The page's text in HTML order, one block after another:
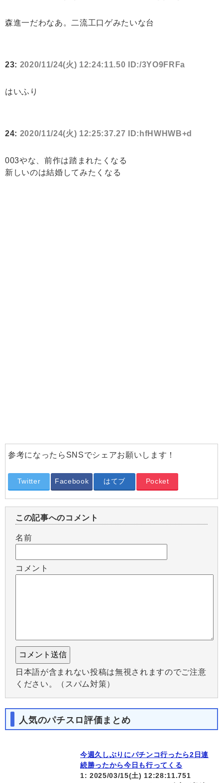
森進一だわなあ。二流工口ゲみたいな台
23: 2020/11/24(火) 12:24:11.50 ID:/3YO9FRFa
はいふり
24: 2020/11/24(火) 12:25:37.27 ID:hfHWHWB+d
003やな、前作は踏まれたくなる
新しいのは結婚してみたくなる
参考になったらSNSでシェアお願いします！
Twitter Facebook はてブ Pocket
この記事へのコメント
名前
コメント
日本語が含まれない投稿は無視されますのでご注意
ください。（スパム対策）
人気のパチスロ評価まとめ
今週久しぶりにパチンコ行ったら2日連
続勝ったから今日も行ってくる
1: 2025/03/15(土) 12:28:11.751